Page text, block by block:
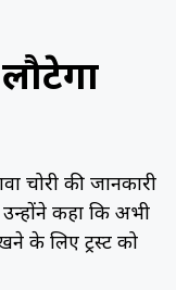
चोरी की जानकारी
उन्होंने कहा कि अभी
के लिए ट्रस्ट को